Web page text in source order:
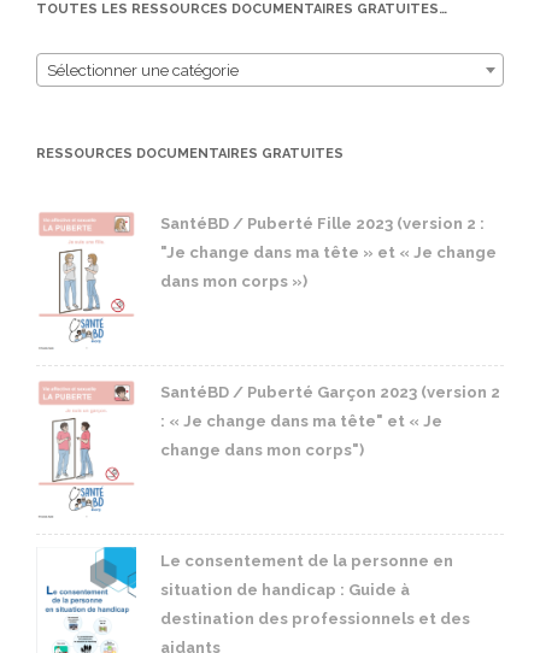
TOUTES LES RESSOURCES DOCUMENTAIRES GRATUITES…
Sélectionner une catégorie
RESSOURCES DOCUMENTAIRES GRATUITES
SantéBD / Puberté Fille 2023 (version 2 :
"Je change dans ma tête » et « Je change
dans mon corps »)
SantéBD / Puberté Garçon 2023 (version 2
: « Je change dans ma tête" et « Je
change dans mon corps")
Le consentement de la personne en
situation de handicap : Guide à
destination des professionnels et des
aidants